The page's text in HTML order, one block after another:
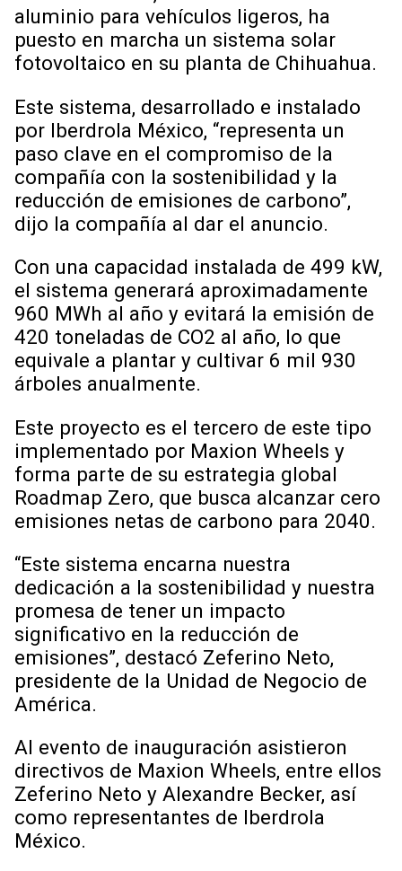
aluminio para vehículos ligeros, ha
puesto en marcha un sistema solar
fotovoltaico en su planta de Chihuahua.
Este sistema, desarrollado e instalado
por Iberdrola México, “representa un
paso clave en el compromiso de la
compañía con la sostenibilidad y la
reducción de emisiones de carbono”,
dijo la compañía al dar el anuncio.
Con una capacidad instalada de 499 kW,
el sistema generará aproximadamente
960 MWh al año y evitará la emisión de
420 toneladas de CO2 al año, lo que
equivale a plantar y cultivar 6 mil 930
árboles anualmente.
Este proyecto es el tercero de este tipo
implementado por Maxion Wheels y
forma parte de su estrategia global
Roadmap Zero, que busca alcanzar cero
emisiones netas de carbono para 2040.
“Este sistema encarna nuestra
dedicación a la sostenibilidad y nuestra
promesa de tener un impacto
significativo en la reducción de
emisiones”, destacó Zeferino Neto,
presidente de la Unidad de Negocio de
América.
Al evento de inauguración asistieron
directivos de Maxion Wheels, entre ellos
Zeferino Neto y Alexandre Becker, así
como representantes de Iberdrola
México.